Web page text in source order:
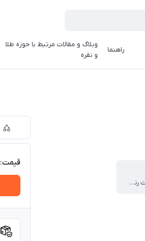
راهنما
وبلاگ و مقالات مرتبط با حوزه طلا
و نقره
1-گارانتی ثبات رنگ تا دو سال ، 2-شروع یک سرمایه گذاری در نقره ، 3-استفاده روزمره از یک جنس با کیفیت مد روز ، 4-امکان فروش محصول در هر زمان به قیمت نرخ روز نقره به گرم نقره محصول خریداری شده
قیمت: